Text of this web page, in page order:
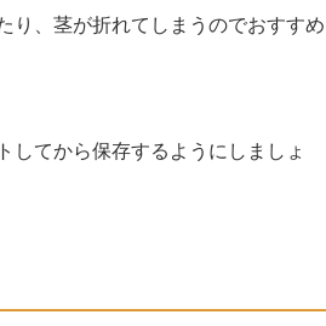
り、茎が折れてしまうのでおすすめ
してから保存するようにしましょ